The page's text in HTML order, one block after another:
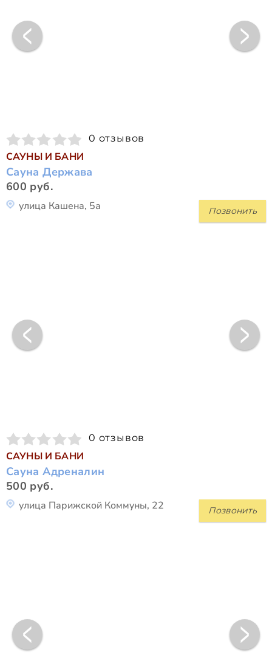
0 отзывов
САУНЫ И БАНИ
Сауна Держава
600 руб.
Позвонить
улица Кашена, 5а
0 отзывов
САУНЫ И БАНИ
Сауна Адреналин
500 руб.
Позвонить
улица Парижской Коммуны, 22